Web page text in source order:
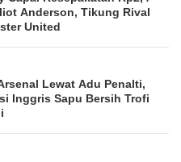
Anderson, Tikung Rival
United
Lewat Adu Penalti,
Inggris Sapu Bersih Trofi